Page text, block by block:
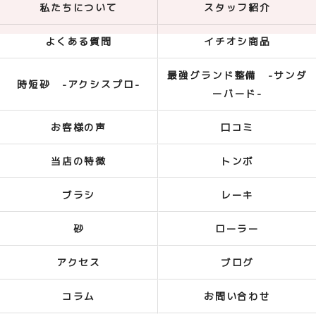
私たちについて スタッフ紹介
よくある質問 イチオシ商品
時短砂 -アクシスプロ-
最強グランド整備 -サンダ
ーバード-
お客様の声 口コミ
当店の特徴 トンボ
ブラシ レーキ
砂 ローラー
アクセス ブログ
コラム お問い合わせ